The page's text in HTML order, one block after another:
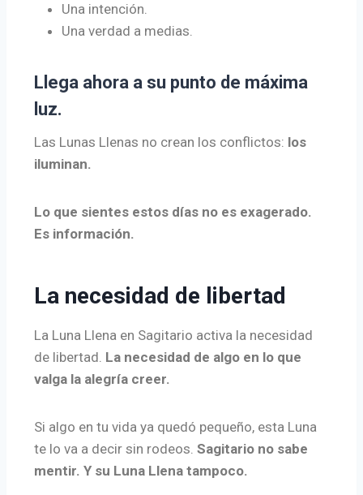
Una intención.
Una verdad a medias.
Llega ahora a su punto de máxima
luz.
Las Lunas Llenas no crean los conflictos: los
iluminan.
Lo que sientes estos días no es exagerado.
Es información.
La necesidad de libertad
La Luna Llena en Sagitario activa la necesidad
de libertad. La necesidad de algo en lo que
valga la alegría creer.
Si algo en tu vida ya quedó pequeño, esta Luna
te lo va a decir sin rodeos. Sagitario no sabe
mentir. Y su Luna Llena tampoco.